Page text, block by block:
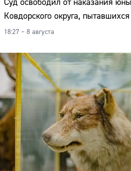
Суд освободил от наказания
Ковдорского округа, пытавшихся
18:27 – 8 августа